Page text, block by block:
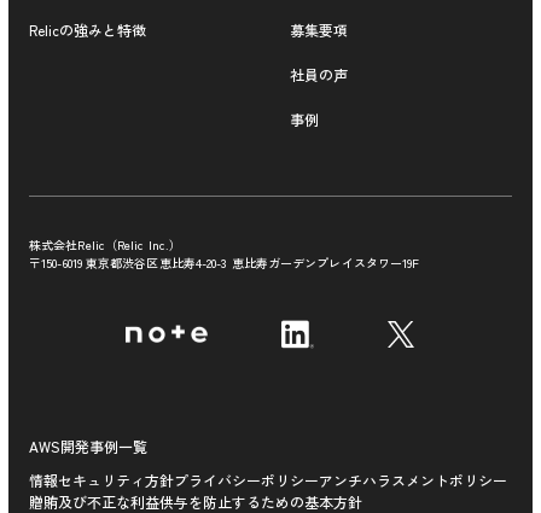
Relicの強みと特徴 募集要項
社員の声
事例
株式会社Relic（Relic Inc.）
〒150-6019 東京都渋谷区恵比寿4-20-3 恵比寿ガーデンプレイスタワー19F
AWS開発事例一覧
情報セキュリティ方針プライバシーポリシーアンチハラスメントポリシー
贈賄及び不正な利益供与を防止するための基本方針